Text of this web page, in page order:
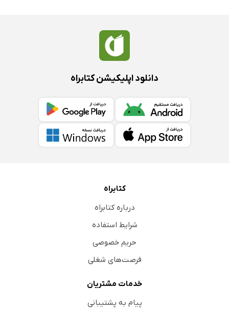
دانلود اپلیکیشن کتابراه
کتابراه
درباره کتابراه
شرایط استفاده
حریم خصوصی
فرصت‌های شغلی
خدمات مشتریان
پیام به پشتیبانی